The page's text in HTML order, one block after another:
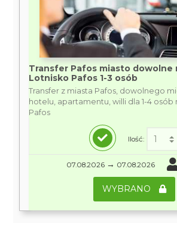
Transfer Pafos miasto dowolne
Lotnisko Pafos 1-3 osób
Transfer z miasta Pafos, dowolnego
hotelu, apartamentu, willi dla 1-4 osób
Pafos
Ilość:
07.08.2026 → 07.08.2026
WYBRANO